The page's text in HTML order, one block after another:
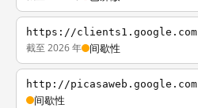
https://clients1.google.com
截至 2026 年 间歇性
http://picasaweb.google.com
间歇性